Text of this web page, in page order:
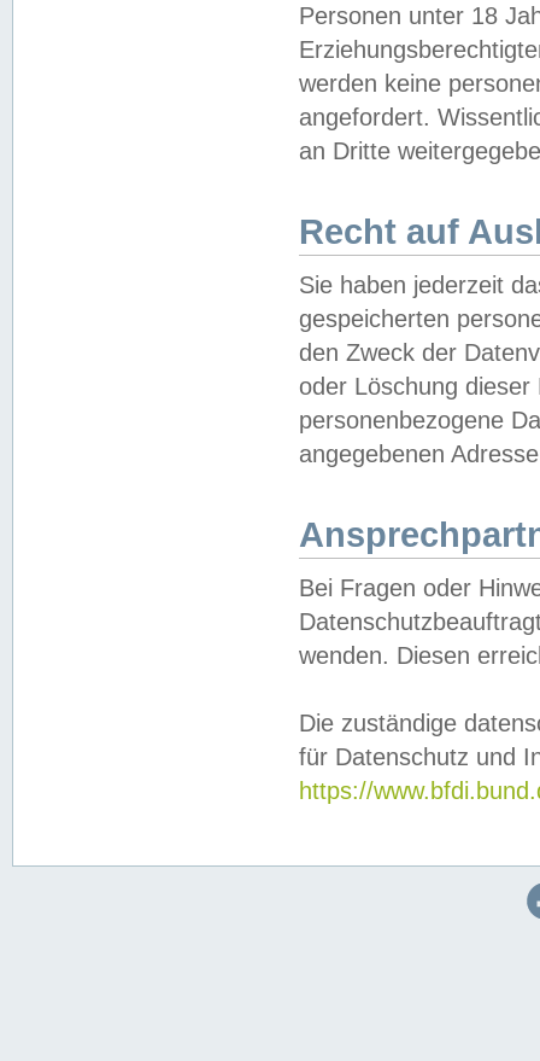
Personen unter 18
werden keine
angefordert.
an Dritte
Recht auf
Sie haben jederzeit
gespeicherten
den Zweck der
oder Löschung
personenbezogene
angegebenen
Bei Fragen oder
wenden. Diesen
Die zuständige
für Datenschutz und
https://